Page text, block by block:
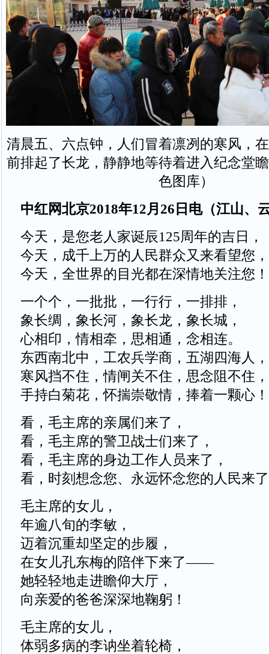
清晨五、六点钟，人们冒着凛冽的寒风，
前排起了长龙，静静地等待着进入纪念堂
色图库）
中红网北京2018年12月26日电（江山、
今天，是您老人家诞辰125周年的吉日，
今天，成千上万的人民群众又来看望您，
今天，全世界的目光都在深情地关注您！
一个个，一批批，一行行，一排排，
象长绸，象长河，象长龙，象长城，
心相印，情相牵，思相通，念相连。
东西南北中，工农兵学商，五湖四海人，
寒风挡不住，情闸关不住，思念阻不住，
手持白菊花，怀揣崇敬情，捧着一颗心！
看，毛主席的亲属们来了，
看，毛主席的警卫战士们来了，
看，毛主席的身边工作人员来了，
看，时刻想念您、永远怀念您的人民来
毛主席的女儿，
年逾八旬的李敏，
迈着沉重却坚定的步履，
在女儿孔东梅的陪伴下来了——
她轻轻地走进瞻仰大厅，
向亲爱的爸爸深深地鞠躬！
毛主席的女儿，
体弱多病的李讷坐着轮椅，